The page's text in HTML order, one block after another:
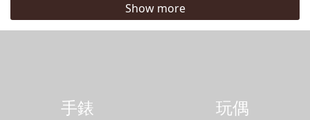
Show more
手錶 玩偶